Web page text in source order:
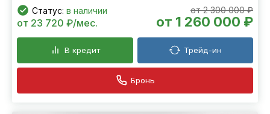
Статус: в наличии от 2 300 000 ₽
от 1 260 000 ₽
от 23 720 ₽/мес.
В кредит Трейд-ин
Бронь